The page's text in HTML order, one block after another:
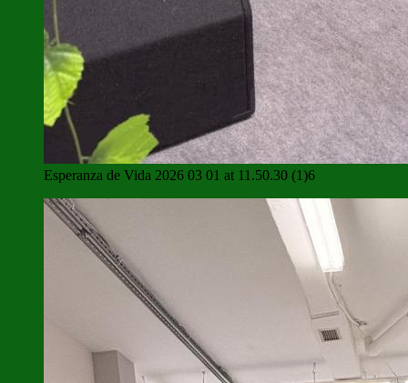
Esperanza de Vida 2026 03 01 at 11.50.30 (1)6